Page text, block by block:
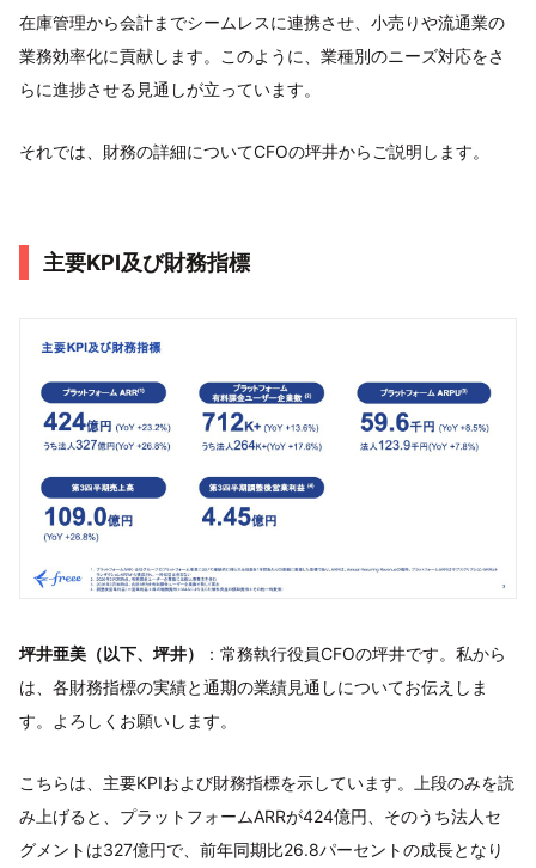
在庫管理から会計までシームレスに連携させ、小売りや流通業の
業務効率化に貢献します。このように、業種別のニーズ対応をさ
らに進捗させる見通しが立っています。
それでは、財務の詳細についてCFOの坪井からご説明します。
主要KPI及び財務指標
坪井亜美（以下、坪井）
：常務執行役員CFOの坪井です。私から
は、各財務指標の実績と通期の業績見通しについてお伝えしま
す。よろしくお願いします。
こちらは、主要KPIおよび財務指標を示しています。上段のみを読
み上げると、プラットフォームARRが424億円、そのうち法人セ
グメントは327億円で、前年同期比26.8パーセントの成長となり